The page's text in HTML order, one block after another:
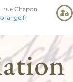
rue Chapon